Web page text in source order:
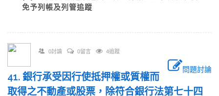
免予列帳及列管追蹤
0討論 0留言 4追蹤
問題討論
41. 銀行承受因行使抵押權或質權而
取得之不動產或股票，除符合銀行法第七十四